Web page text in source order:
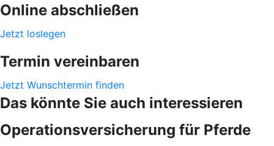
Online abschließen
Jetzt loslegen
Termin vereinbaren
Jetzt Wunschtermin finden
Das könnte Sie auch interessieren
Operationsversicherung für Pferde